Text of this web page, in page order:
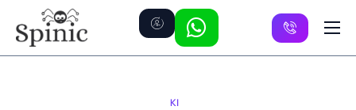
Preise
KI